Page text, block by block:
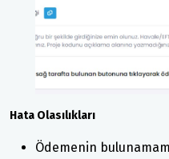
Hata Olasılıkları
Ödemenin